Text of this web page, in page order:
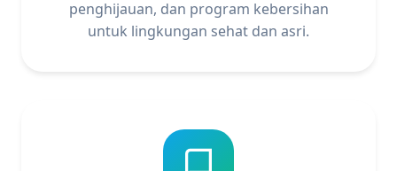
penghijauan, dan program kebersihan
untuk lingkungan sehat dan asri.